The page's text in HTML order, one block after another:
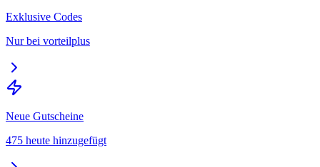
Exklusive Codes
Nur bei vorteilplus
Neue Gutscheine
475 heute hinzugefügt